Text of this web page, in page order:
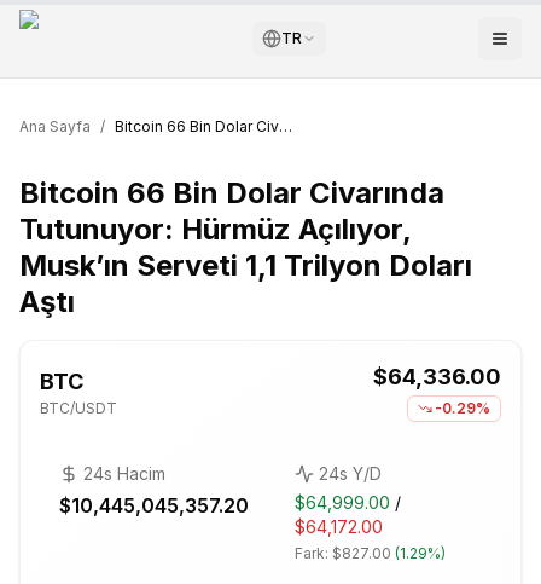
TR
Ana Sayfa / Bitcoin 66 Bin Dolar Civarında Tutunuyor: Hürmüz Açılıyor, Musk’ın Serveti 1,1 Trilyon Doları Aştı
Bitcoin 66 Bin Dolar Civarında
Tutunuyor: Hürmüz Açılıyor,
Musk’ın Serveti 1,1 Trilyon Doları
Aştı
BTC
BTC/USDT
$64,336.00
-0.29%
24s Hacim
$10,445,045,357.20
24s Y/D
$64,999.00 /
$64,172.00
Fark: $827.00 (1.29%)